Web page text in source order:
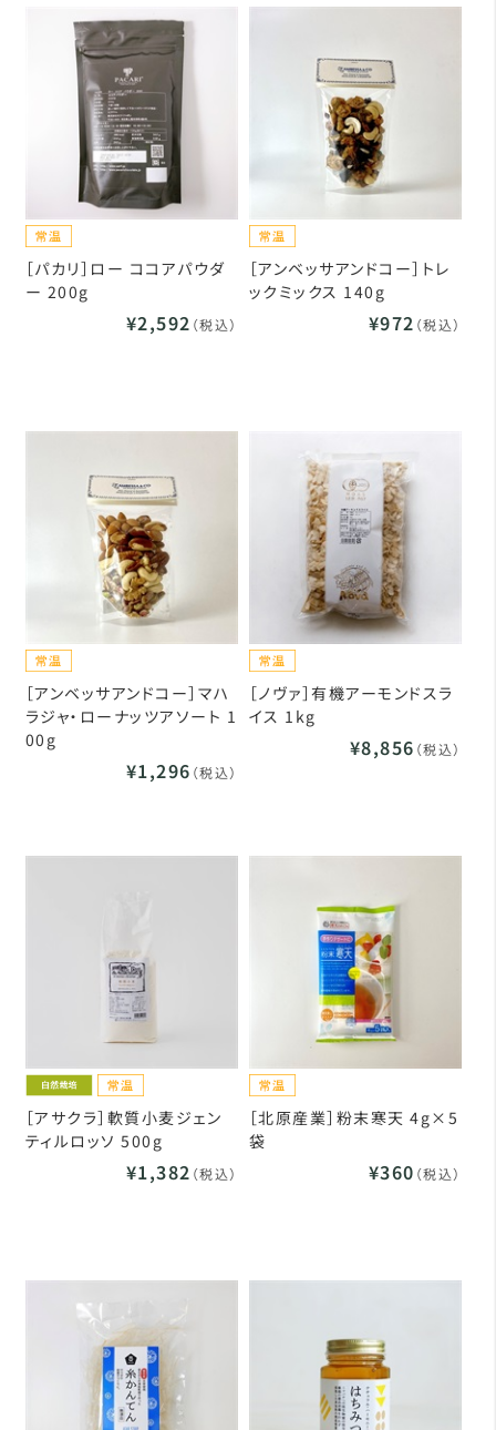
［パカリ］ロー ココアパウダ
ー 200g
¥2,592 （税込）
［アンベッサアンドコー］トレ
ックミックス 140g
¥972 （税込）
［アンベッサアンドコー］マハ
ラジャ・ローナッツアソート 1
00g
¥1,296 （税込）
［ノヴァ］有機アーモンドスラ
イス 1kg
¥8,856 （税込）
［アサクラ］軟質小麦ジェン
ティルロッソ 500g
¥1,382 （税込）
［北原産業］粉末寒天 4g×5
袋
¥360 （税込）